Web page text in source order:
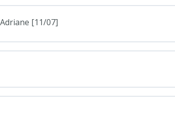
[11/07]